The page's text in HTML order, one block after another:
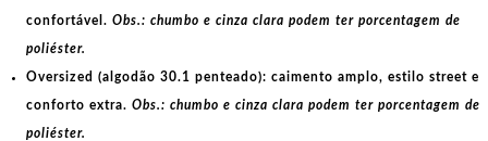
confortável. Obs.: chumbo e cinza clara podem ter porcentagem de
poliéster.
Oversized (algodão 30.1 penteado): caimento amplo, estilo street e
conforto extra. Obs.: chumbo e cinza clara podem ter porcentagem de
poliéster.